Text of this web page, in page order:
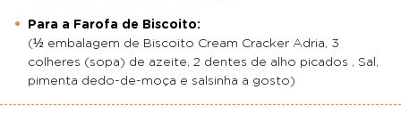
Para a Farofa de Biscoito:
(½ embalagem de Biscoito Cream Cracker Adria, 3
colheres (sopa) de azeite, 2 dentes de alho picados , Sal,
pimenta dedo-de-moça e salsinha a gosto)